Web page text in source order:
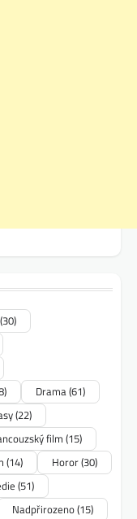
(30)
Drama(61)
(22)
film(15)
(14) Horor(30)
(51)
Nadpřirozeno(15)